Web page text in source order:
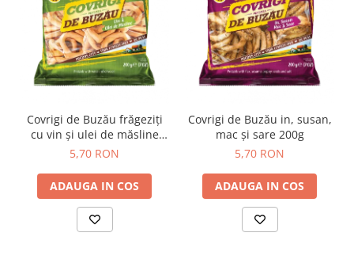
Grisine
Crochete
Produse de gătit
Faina
Malai
Produse congelate
Panificatie congelata
Patiserie congelata
Pizza congelata
Baton Cookie congelat
Covrigi de Buzău frăgeziți
cu vin și ulei de măsline
200g
5,70 RON
ADAUGA IN COS
Covrigi de Buzău in, susan,
mac și sare 200g
5,70 RON
ADAUGA IN COS